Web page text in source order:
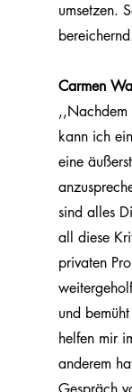
umsetzen.
Carmen
,,Nachdem
kann ich
eine
sind alles
all diese
privaten
und
helfen mir
anderem